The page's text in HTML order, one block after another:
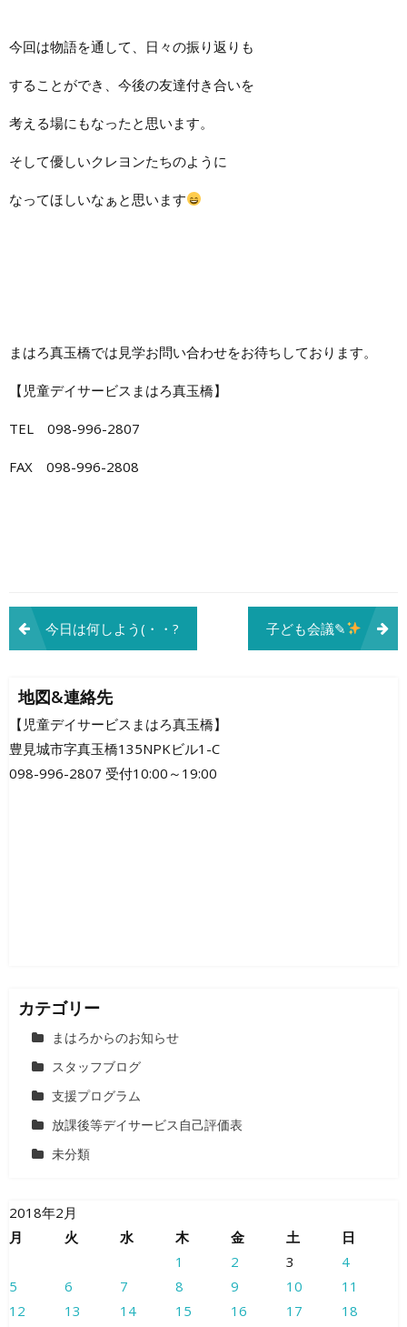
今回は物語を通して、日々の振り返りも
することができ、今後の友達付き合いを
考える場にもなったと思います。
そして優しいクレヨンたちのように
なってほしいなぁと思います
まはろ真玉橋では見学お問い合わせをお待ちしております。
【児童デイサービスまはろ真玉橋】
TEL 098-996-2807
FAX 098-996-2808
投
稿
ナ
ビ
ゲ
今日は何しよう(・・? 子ども会議✎
地図&連絡先
【児童デイサービスまはろ真玉橋】
豊見城市字真玉橋135NPKビル1-C
098-996-2807 受付10:00～19:00
カテゴリー
まはろからのお知らせ
スタッフブログ
支援プログラム
放課後等デイサービス自己評価表
未分類
2018年2月
月
火 水 木 金 土
日
1
2 3
4
5
6 7 8 9 10
11
12
13 14 15 16 17
18